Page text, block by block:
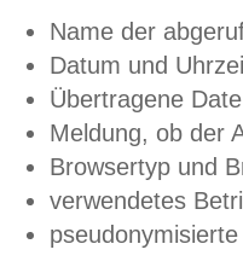
Name der
Datum und
Übertragene
Meldung, ob der
Browsertyp und
verwendetes